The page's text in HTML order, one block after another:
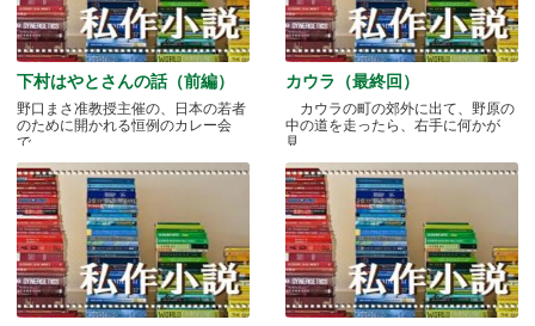
下村はやとさんの話（前編）
野口まさ准教授主催の、日本の若者
のために開かれる恒例のカレー会
で.....
カウラ（最終回）
カウラの町の郊外に出て、野原の
中の道を走ったら、右手に何かが
見.....